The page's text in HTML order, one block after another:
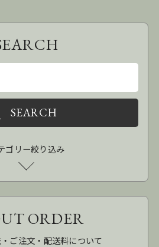
ゴリー絞り込み
ORDER
ご注文・配送料について